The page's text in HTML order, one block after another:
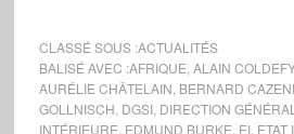
CLASSÉ SOUS :ACTUALITÉS
BALISÉ AVEC :AFRIQUE ALAIN COLDEFY
AURÉLIE CHÂTELAIN BERNARD
GOLLNISCH DGSI, DIRECTION
INTÉRIEURE EDMUND BURKE EI, ETAT